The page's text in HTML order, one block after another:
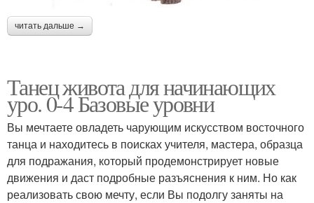
читать дальше →
Танец живота для начинающих
уро. 0-4 Базовые уровни
Вы мечтаете овладеть чарующим искусством восточного
танца и находитесь в поисках учителя, мастера, образца
для подражания, который продемонстрирует новые
движения и даст подробные разъяснения к ним. Но как
реализовать свою мечту, если Вы подолгу заняты на